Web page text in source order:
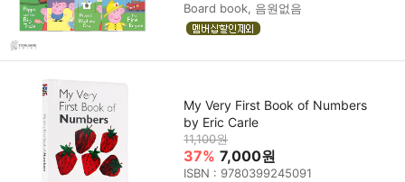
Board book, 음원없음
My Very First Book of Numbers
by Eric Carle
11,100원
37% 7,000원
ISBN : 9780399245091